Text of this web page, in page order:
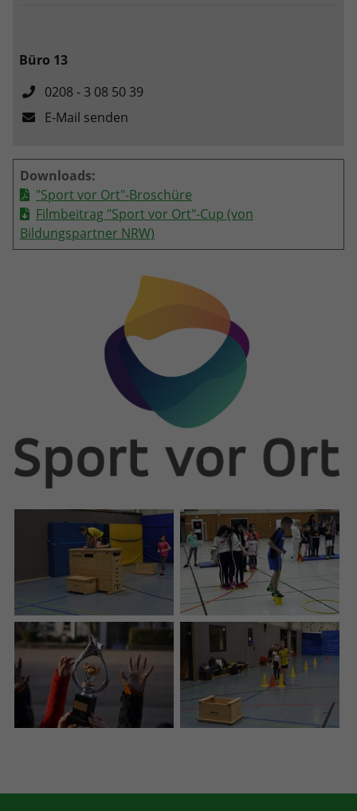
Büro 13
0208 - 3 08 50 39
E-Mail senden
Downloads:
"Sport vor Ort"-Broschüre
Filmbeitrag "Sport vor Ort"-Cup (von
Bildungspartner NRW)